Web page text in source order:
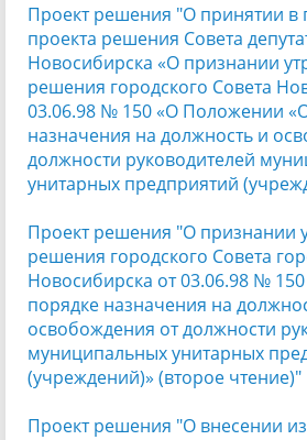
Проект решения "О принятии в
проекта решения Совета
Новосибирска «О признании
решения городского Совета
03.06.98 № 150 «О Положении
назначения на должность и
должности руководителей
унитарных предприятий
Проект решения "О признании
решения городского Совета
Новосибирска от 03.06.98 №
порядке назначения на
освобождения от должности
муниципальных унитарных
(учреждений)» (второе чтение)"
Проект решения "О внесении